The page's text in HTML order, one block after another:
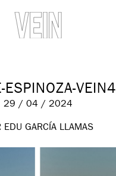
ESPINOZA-VEIN4
29 / 04 / 2024
EDU GARCÍA LLAMAS